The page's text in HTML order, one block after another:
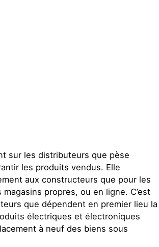
sur les distributeurs que pèse
les produits vendus. Elle
aux constructeurs que pour les
propres, ou en ligne. C’est
que dépendent en premier lieu la
électriques et électroniques
à neuf des biens sous